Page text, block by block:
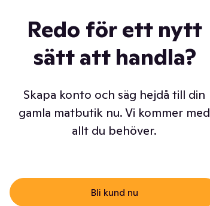
Redo för ett nytt
sätt att handla?
Skapa konto och säg hejdå till din
gamla matbutik nu. Vi kommer med
allt du behöver.
Bli kund nu